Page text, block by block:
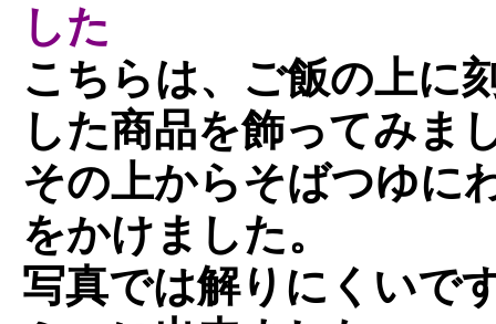
した
こちらは、ご飯の上に
した商品を飾ってみま
その上からそばつゆに
をかけました。
写真では解りにくいで